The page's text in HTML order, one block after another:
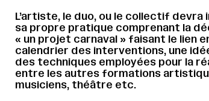
L’artiste, le duo, ou le collectif
sa propre pratique comprenant la
« un projet carnaval » faisant le lien
calendrier des interventions, une
des techniques employées pour la
entre les autres formations
musiciens, théâtre etc.